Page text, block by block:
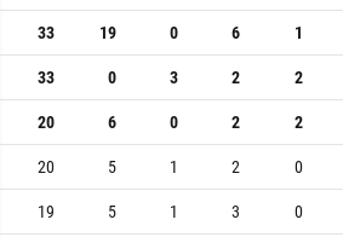
33 19 0 6 1
33 0 3 2 2
20 6 0 2 2
20 5 1 2 0
19 5 1 3 0